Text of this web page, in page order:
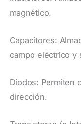
magnético.
Capacitores:
campo eléctrico y
Diodos: Permiten
dirección.